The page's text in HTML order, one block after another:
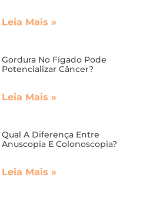
Leia Mais »
Gordura No Fígado Pode
Potencializar Câncer?
Leia Mais »
Qual A Diferença Entre
Anuscopia E Colonoscopia?
Leia Mais »